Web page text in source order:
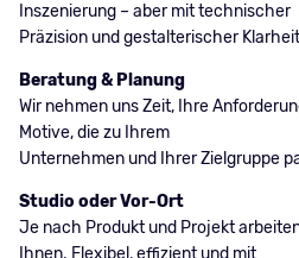
Inszenierung – aber mit technischer
Präzision und gestalterischer
Beratung & Planung
Wir nehmen uns Zeit, Ihre
Motive, die zu Ihrem
Unternehmen und Ihrer Zielgruppe
Studio oder Vor-Ort
Je nach Produkt und Projekt